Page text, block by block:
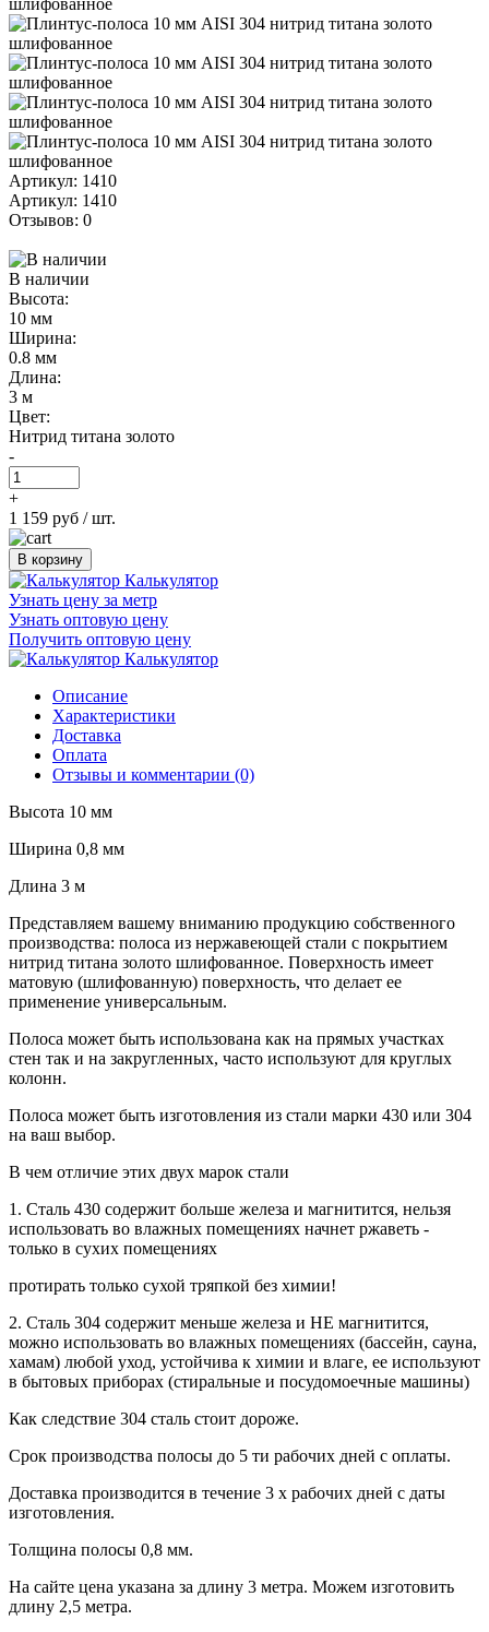
Артикул: 1410
Артикул: 1410
Отзывов: 0
В наличии
Высота:
10 мм
Ширина:
0.8 мм
Длина:
3 м
Цвет:
Нитрид титана золото
-
+
1 159 руб / шт.
В корзину
Калькулятор
Узнать цену за метр
Узнать оптовую цену
Получить оптовую цену
Калькулятор
Описание
Характеристики
Доставка
Оплата
Отзывы и комментарии (0)
Высота 10 мм
Ширина 0,8 мм
Длина 3 м
Представляем вашему вниманию продукцию собственного
производства: полоса из нержавеющей стали с покрытием
нитрид титана золото шлифованное. Поверхность имеет
матовую (шлифованную) поверхность, что делает ее
применение универсальным.
Полоса может быть использована как на прямых участках
стен так и на закругленных, часто используют для круглых
колонн.
Полоса может быть изготовления из стали марки 430 или 304
на ваш выбор.
В чем отличие этих двух марок стали
1. Сталь 430 содержит больше железа и магнитится, нельзя
использовать во влажных помещениях начнет ржаветь -
только в сухих помещениях
протирать только сухой тряпкой без химии!
2. Сталь 304 содержит меньше железа и НЕ магнитится,
можно использовать во влажных помещениях (бассейн, сауна,
хамам) любой уход, устойчива к химии и влаге, ее используют
в бытовых приборах (стиральные и посудомоечные машины)
Как следствие 304 сталь стоит дороже.
Срок производства полосы до 5 ти рабочих дней с оплаты.
Доставка производится в течение 3 х рабочих дней с даты
изготовления.
Толщина полосы 0,8 мм.
На сайте цена указана за длину 3 метра. Можем изготовить
длину 2,5 метра.